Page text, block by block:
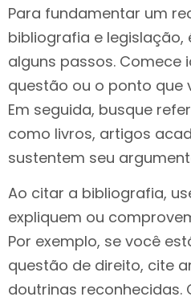
Para fundamentar um
bibliografia e legislação,
alguns passos. Comece
questão ou o ponto que
Em seguida, busque
como livros, artigos
sustentem seu
Ao citar a bibliografia,
expliquem ou
Por exemplo, se você
questão de direito, cite
doutrinas reconhecidas.